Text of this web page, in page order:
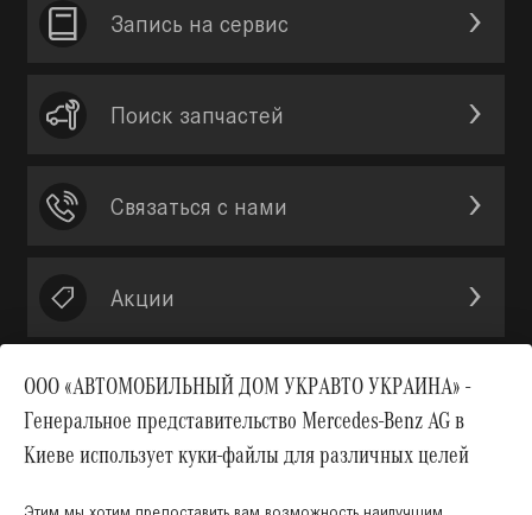
ООО «АВТОМОБИЛЬНЫЙ ДОМ УКРАВТО УКРАИНА» -
Генеральное представительство Mercedes-Benz AG в
Киеве использует куки-файлы для различных целей
Запись на сервис
Поиск запчастей
Связаться с нами
Акции